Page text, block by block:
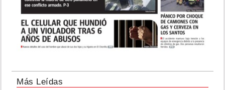
Más Leídas